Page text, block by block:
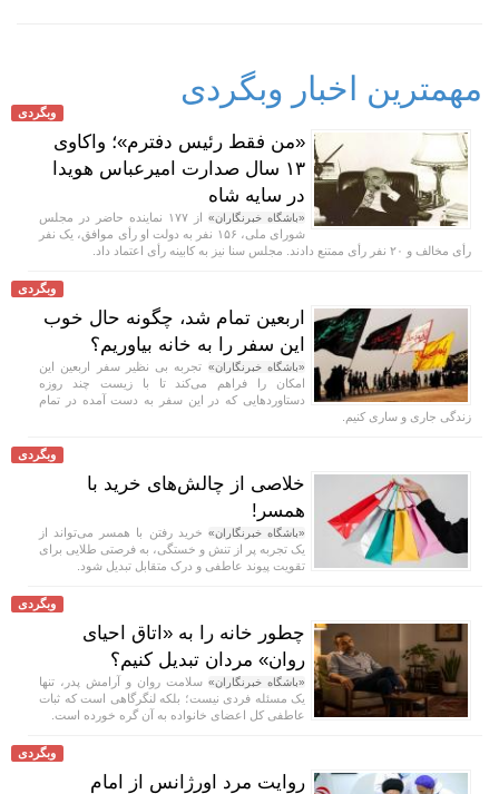
مهمترین اخبار وبگردی
وبگردی
«من فقط رئیس دفترم»؛ واکاوی
۱۳ سال صدارت امیرعباس هویدا
در سایه شاه
«باشگاه خبرنگاران»
از ۱۷۷ نماینده حاضر در مجلس
شورای ملی، ۱۵۶ نفر به دولت او رأی موافق، یک نفر
رأی مخالف و ۲۰ نفر رأی ممتنع دادند. مجلس سنا نیز به کابینه رأی اعتماد داد.
وبگردی
اربعین تمام شد، چگونه حال خوب
این سفر را به خانه بیاوریم؟
«باشگاه خبرنگاران» تجربه بی نظیر سفر اربعین این
امکان را فراهم می‌کند تا با زیست چند روزه
دستاورد‌هایی که در این سفر به دست آمده در تمام
زندگی جاری و ساری کنیم.
وبگردی
خلاصی از چالش‌های خرید با
همسر!
«باشگاه خبرنگاران» خرید رفتن با همسر می‌تواند از
یک تجربه پر از تنش و خستگی، به فرصتی طلایی برای
تقویت پیوند عاطفی و درک متقابل تبدیل شود.
وبگردی
چطور خانه را به «اتاق احیای
روان» مردان تبدیل کنیم؟
«باشگاه خبرنگاران» سلامت روان و آرامش پدر، تنها
یک مسئله فردی نیست؛ بلکه لنگرگاهی است که ثبات
عاطفی کل اعضای خانواده به آن گره خورده است.
وبگردی
روایت مرد اورژانس از امام